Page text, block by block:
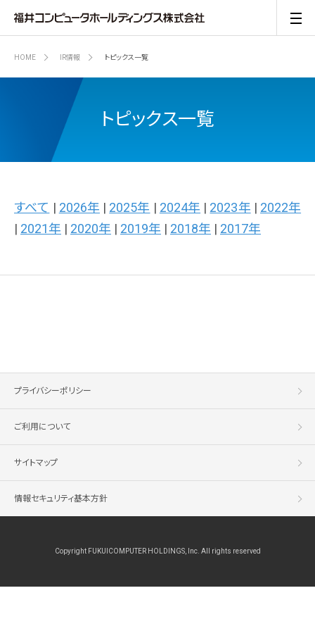
HOME IR情報 トピックス一覧
トピックス一覧
すべて | 2026年 | 2025年 | 2024年 | 2023年 | 2022年
| 2021年 | 2020年 | 2019年 | 2018年 | 2017年
プライバシーポリシー
ご利用について
サイトマップ
情報セキュリティ基本方針
Copyright FUKUICOMPUTER HOLDINGS, Inc. All rights reserved